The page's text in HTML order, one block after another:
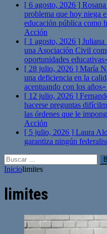
[ 6 agosto, 2026 ]
problema que hoy niega
educación pública como
Acción
[ 1 agosto, 2026 ] Juliana
una Asociación Civil
oportunidades
[ 28 julio, 2026 ] María
una deficiencia en la
acentuando con los
[ 12 julio, 2026 ]
hacerse preguntas
las órdenes que le
Acción
[ 5 julio, 2026 ] Laura
garantiza ningún
Buscar:
Iniciolimites
limites